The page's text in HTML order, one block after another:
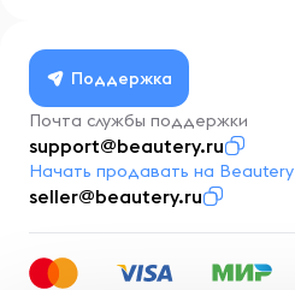
Поддержка
Почта службы поддержки
support@beautery.ru
Начать продавать на Beautery
seller@beautery.ru